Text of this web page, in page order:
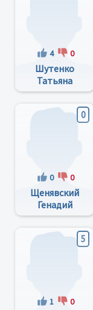
4 0
Шутенко
Татьяна
Николаевна
0
0 0
Щенявский
Генадий
Сергеевич
5
1 0